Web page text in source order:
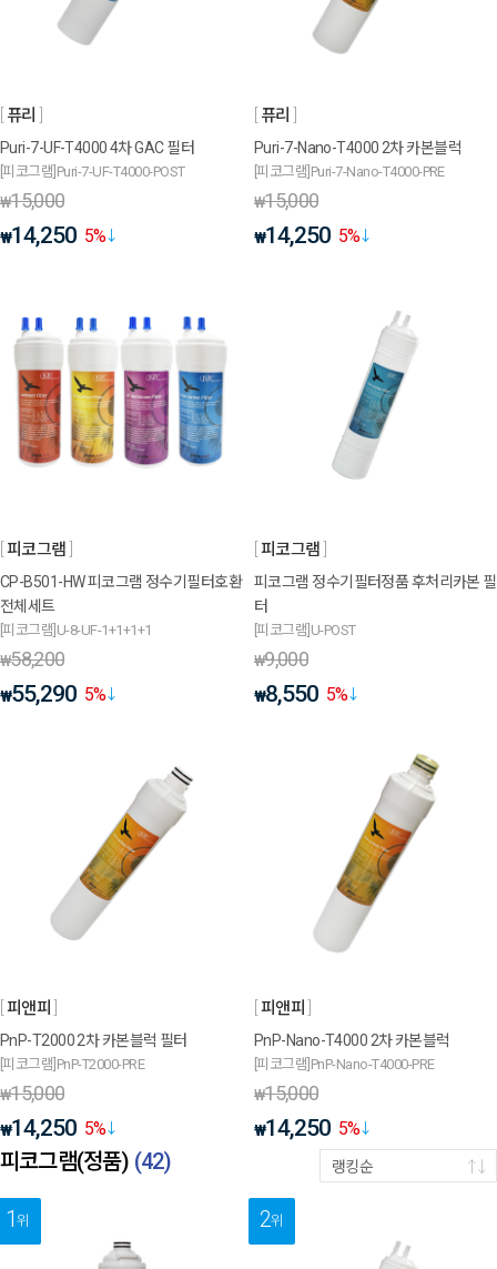
퓨리
Puri-7-UF-T4000 4차 GAC 필터
[피코그램]Puri-7-UF-T4000-POST
₩15,000
₩14,250 5%
퓨리
Puri-7-Nano-T4000 2차 카본블럭
[피코그램]Puri-7-Nano-T4000-PRE
₩15,000
₩14,250 5%
피코그램
CP-B501-HW 피코그램 정수기필터호환
전체세트
[피코그램]U-8-UF-1+1+1+1
₩58,200
₩55,290 5%
피코그램
피코그램 정수기필터정품 후처리카본 필
터
[피코그램]U-POST
₩9,000
₩8,550 5%
피앤피
PnP-T2000 2차 카본블럭 필터
[피코그램]PnP-T2000-PRE
₩15,000
₩14,250 5%
피앤피
PnP-Nano-T4000 2차 카본블럭
[피코그램]PnP-Nano-T4000-PRE
₩15,000
₩14,250 5%
피코그램(정품) (42) 랭킹순
1위 2위